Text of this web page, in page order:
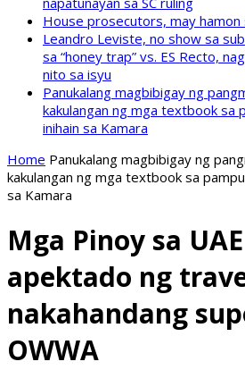
House prosecutors, may hamon
Leandro Leviste, no show sa
sa “honey trap” vs. ES Recto,
nito sa isyu
Panukalang magbibigay ng
kakulangan ng mga textbook sa
inihain sa Kamara
Home Panukalang magbibigay ng
kakulangan ng mga textbook sa
sa Kamara
Mga Pinoy sa
apektado ng
nakahandang
OWWA